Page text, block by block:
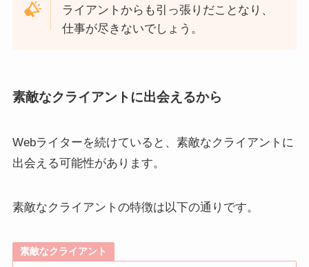
ライアントからも引っ張りだことなり、
仕事が尽きないでしょう。
素敵なクライアントに出会えるから
Webライターを続けていると、素敵なクライアントに
出会える可能性があります。
素敵なクライアントの特徴は以下の通りです。
素敵なクライアント